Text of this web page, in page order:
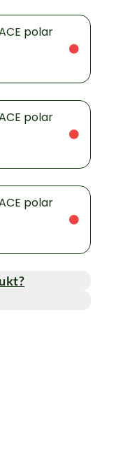
polar
polar
polar